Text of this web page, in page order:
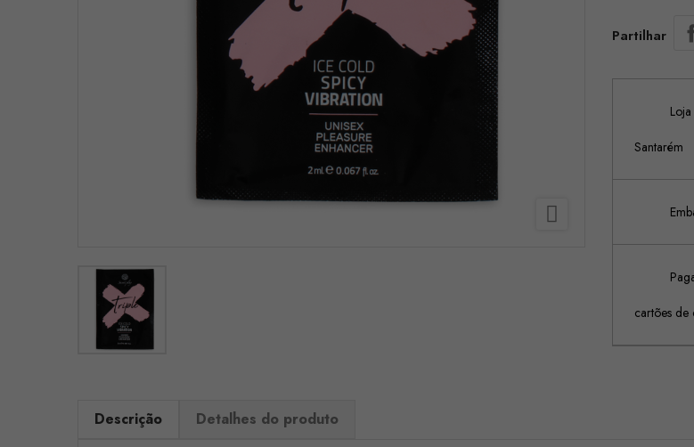

Partilhar
Santarém
cartões de
Descrição Detalhes do produto